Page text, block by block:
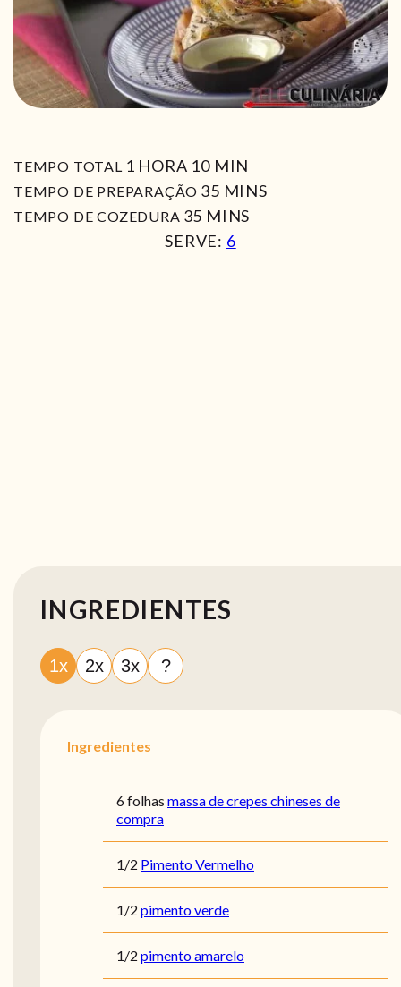
TEMPO TOTAL 1 HORA
HORA 10MIN
MIN
TEMPO DE PREPARAÇÃO 35MIN
MINS
TEMPO DE COZEDURA 35 MIN
MINS
SERVE: 6
INGREDIENTES
1x 2x 3x ?
Ingredientes
6 folhas massa de crepes chineses de
compra
1/2 Pimento Vermelho
1/2 pimento verde
1/2 pimento amarelo